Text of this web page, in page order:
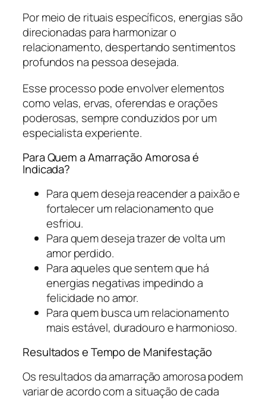
Por meio de rituais específicos, energias são
direcionadas para harmonizar o
relacionamento, despertando sentimentos
profundos na pessoa desejada.
Esse processo pode envolver elementos
como velas, ervas, oferendas e orações
poderosas, sempre conduzidos por um
especialista experiente.
Para Quem a Amarração Amorosa é
Indicada?
Para quem deseja reacender a paixão e
fortalecer um relacionamento que
esfriou.
Para quem deseja trazer de volta um
amor perdido.
Para aqueles que sentem que há
energias negativas impedindo a
felicidade no amor.
Para quem busca um relacionamento
mais estável, duradouro e harmonioso.
Resultados e Tempo de Manifestação
Os resultados da amarração amorosa podem
variar de acordo com a situação de cada